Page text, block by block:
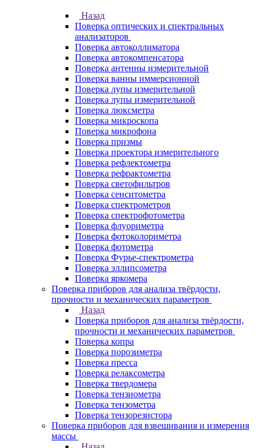
Назад
Поверка оптических и спектральных
анализаторов
Поверка автоколлиматора
Поверка автокомпенсатора
Поверка антенны измерительной
Поверка ванны иммерсионной
Поверка лупы измерительной
Поверка лупы измерительной
Поверка люксметра
Поверка микроскопа
Поверка микрофона
Поверка призмы
Поверка проектора измерительного
Поверка рефлектометра
Поверка рефрактометра
Поверка светофильтров
Поверка сенситометра
Поверка спектрометров
Поверка спектрофотометра
Поверка флуориметра
Поверка фотоколориметра
Поверка фотометра
Поверка Фурье-спектрометра
Поверка эллипсометра
Поверка яркомера
Поверка приборов для анализа твёрдости,
прочности и механических параметров
Назад
Поверка приборов для анализа твёрдости,
прочности и механических параметров
Поверка копра
Поверка порозиметра
Поверка пресса
Поверка релаксометра
Поверка твердомера
Поверка тензиометра
Поверка тензометра
Поверка тензорезистора
Поверка приборов для взвешивания и измерения
массы